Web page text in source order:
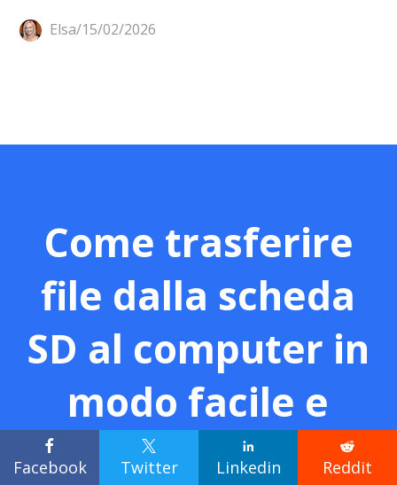

Facebook

Twitter

Linkedin

Reddit
Elsa/15/02/2026
Come trasferire
file dalla scheda
SD al computer in
modo facile e
veloce